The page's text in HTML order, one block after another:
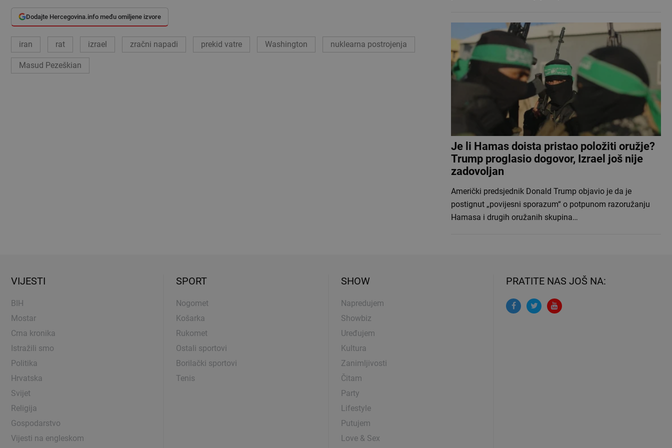
Dodajte Hercegovina.info među omiljene izvore
iran rat izrael zračni napadi prekid vatre Washington nuklearna postrojenja
Masud Pezeškian
Je li Hamas doista pristao položiti oružje?
Trump proglasio dogovor, Izrael još nije
zadovoljan
Američki predsjednik Donald Trump objavio je da je
postignut „povijesni sporazum“ o potpunom razoružanju
Hamasa i drugih oružanih skupina…
VIJESTI
BIH
Mostar
Crna kronika
Istražili smo
Politika
Hrvatska
Svijet
Religija
Gospodarstvo
Vijesti na engleskom
SPORT
Nogomet
Košarka
Rukomet
Ostali sportovi
Borilački sportovi
Tenis
SHOW
Napredujem
Showbiz
Uređujem
Kultura
Zanimljivosti
Čitam
Party
Lifestyle
Putujem
Love & Sex
PRATITE NAS JOŠ NA: